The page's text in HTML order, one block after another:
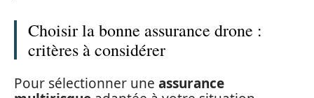
Choisir la bonne assurance drone :
critères à considérer
Pour sélectionner une assurance